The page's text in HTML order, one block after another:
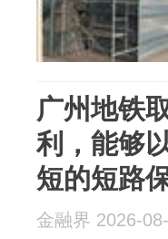
广州地铁
利，能够
短的短路
金融界 2026-